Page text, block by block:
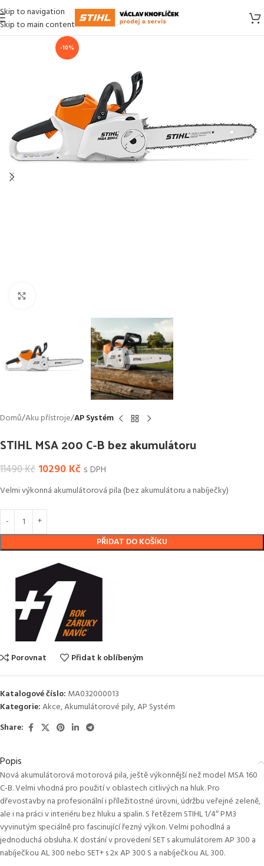
Skip to navigation
Skip to main content
-10%
Domů Aku přístroje AP Systém
STIHL MSA 200 C-B bez akumulátoru
11490Kč 10290 Kč s DPH
Velmi výkonná akumulátorová pila (bez akumulátoru a nabíječky)
PŘIDAT DO KOŠÍKU
Porovnat Přidat k oblíbeným
Katalogové číslo: MA032000013
Kategorie:Akce,Akumulátorové pily,AP Systém
Share:
Popis
Nová akumulátorová motorová pila, ještě výkonnější než model MSA 160
C-B. Velmi vhodná pro použití v oblastech citlivých na hluk. Pro
dřevostavby na profesionální i příležitostné úrovni, údržbu veřejné zeleně,
ale i na práci v interiéru bez hluku a spalin. S řetězem STIHL 1/4″ PM3
vyvinutým speciálně pro fascinující řezný výkon. Velmi pohodlná a
jednoduchá obsluha. K dostání v provedení SET s akumulátorem AP 300 a
nabíječkou AL 300 nebo SET+ s 2x AP 300 S a nabíječkou AL 300.